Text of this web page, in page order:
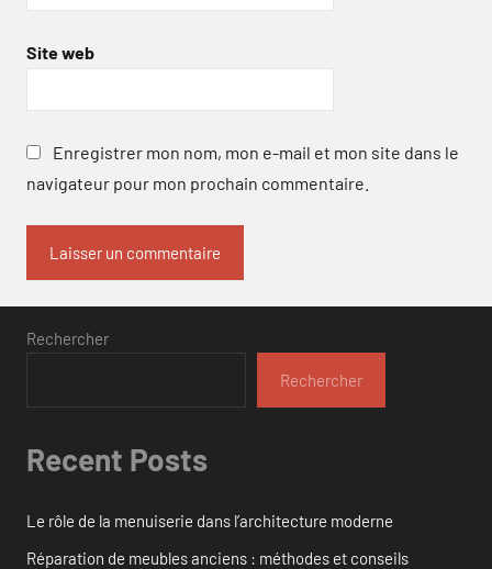
Site web
Enregistrer mon nom, mon e-mail et mon site dans le
navigateur pour mon prochain commentaire.
Rechercher
Rechercher
Recent Posts
Le rôle de la menuiserie dans l’architecture moderne
Réparation de meubles anciens : méthodes et conseils